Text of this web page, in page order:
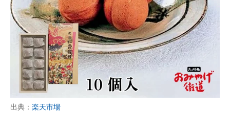
出典： 楽天市場